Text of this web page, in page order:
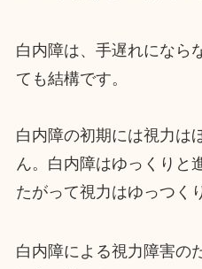
白内障は、手遅れになら
ても結構です。
白内障の初期には視力は
ん。白内障はゆっくりと
たがって視力はゆっつく
白内障による視力障害の